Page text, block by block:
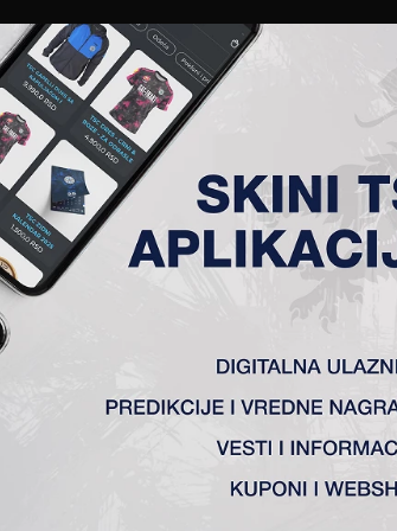
AKREDITACIJE KLUB AKADEMIJA ŽENSKI TIM